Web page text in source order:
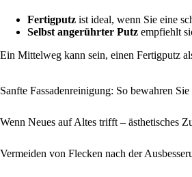
Fertigputz ist ideal, wenn Sie eine
Selbst angerührter Putz empfiehlt
Ein Mittelweg kann sein, einen Fertigputz
Sanfte Fassadenreinigung: So bewahren
Wenn Neues auf Altes trifft – ästhetisches
Vermeiden von Flecken nach der